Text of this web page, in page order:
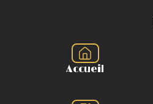
Accueil